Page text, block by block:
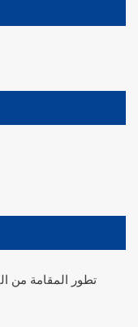
تطور المقامة من